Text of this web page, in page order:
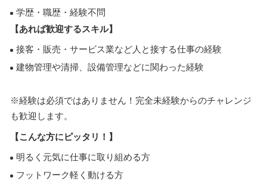
学歴・職歴・経験不問
【あれば歓迎するスキル】
接客・販売・サービス業など人と接する仕事の経験
建物管理や清掃、設備管理などに関わった経験
※経験は必須ではありません！完全未経験からのチャレンジ
も歓迎します。
【こんな方にピッタリ！】
明るく元気に仕事に取り組める方
フットワーク軽く動ける方